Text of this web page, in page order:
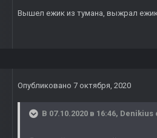
Вышел ежик из тумана, выжрал ежик
Опубликовано 7 октября, 2020
В 07.10.2020 в 16:46, Denikius